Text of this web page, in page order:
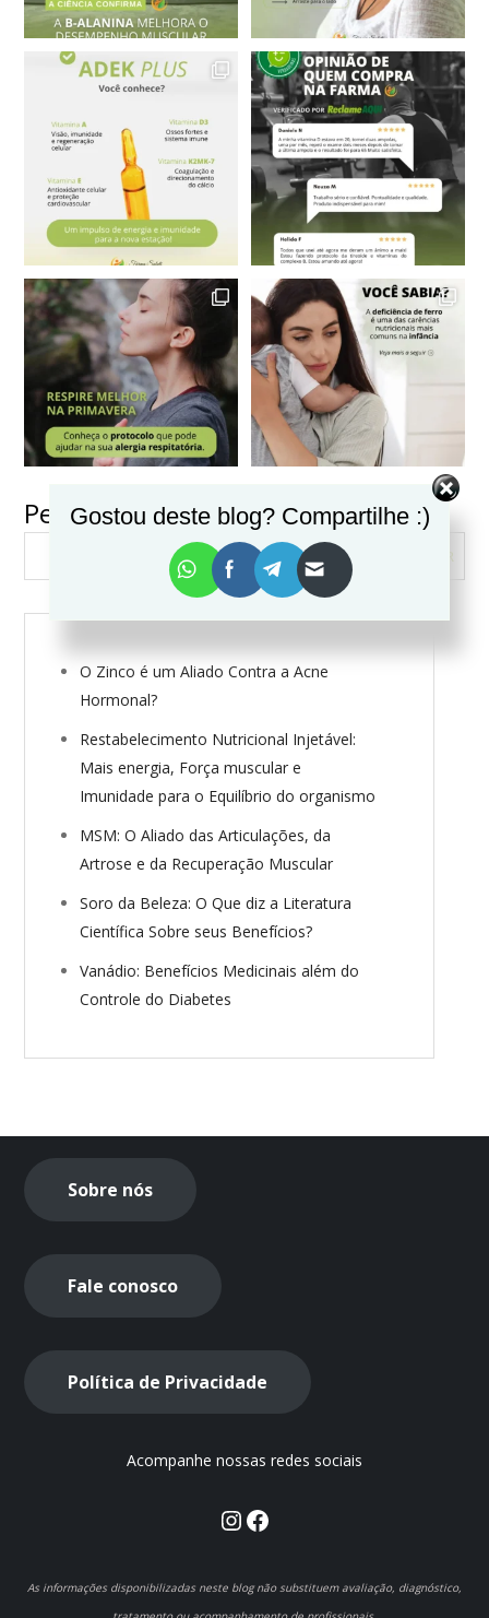
VER MAIS Seguir no Instagram
Pesquisar
PESQUISAR
O Zinco é um Aliado Contra a Acne
Hormonal?
Restabelecimento Nutricional Injetável:
Mais energia, Força muscular e
Imunidade para o Equilíbrio do organismo
MSM: O Aliado das Articulações, da
Artrose e da Recuperação Muscular
Soro da Beleza: O Que diz a Literatura
Científica Sobre seus Benefícios?
Vanádio: Benefícios Medicinais além do
Controle do Diabetes
Sobre nós
Fale conosco
Política de Privacidade
Acompanhe nossas redes sociais
Instagram
Facebook
As informações disponibilizadas neste blog não substituem avaliação, diagnóstico,
Gostou deste blog? Compartilhe :)